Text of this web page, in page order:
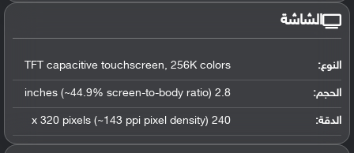
الشاشة
النوع: TFT capacitive touchscreen, 256K colors
الحجم: 2.8 inches (~44.9% screen-to-body ratio)
الدقة: 240 x 320 pixels (~143 ppi pixel density)